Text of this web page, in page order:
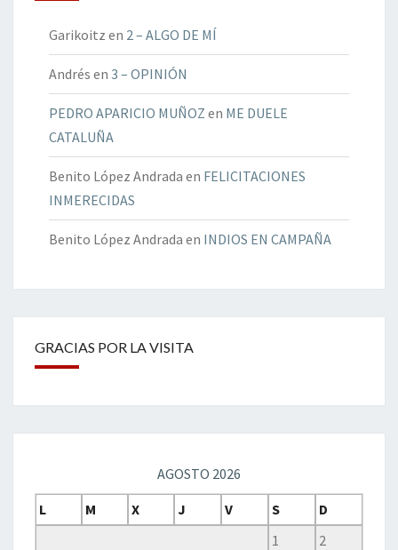
Garikoitz en 2 – ALGO DE MÍ
Andrés en 3 – OPINIÓN
PEDRO APARICIO MUÑOZ en ME DUELE
CATALUÑA
Benito López Andrada en FELICITACIONES
INMERECIDAS
Benito López Andrada en INDIOS EN CAMPAÑA
GRACIAS POR LA VISITA
AGOSTO 2026
L
M X J V S
D
1
2